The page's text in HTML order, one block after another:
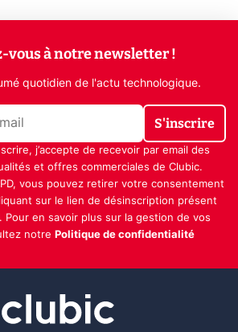
vous à notre newsletter !
quotidien de l'actu technologique.
S'inscrire
j’accepte de recevoir par email des
et offres commerciales de Clubic.
vous pouvez retirer votre consentement
sur le lien de désinscription présent
Pour en savoir plus sur la gestion de vos
notre Politique de confidentialité